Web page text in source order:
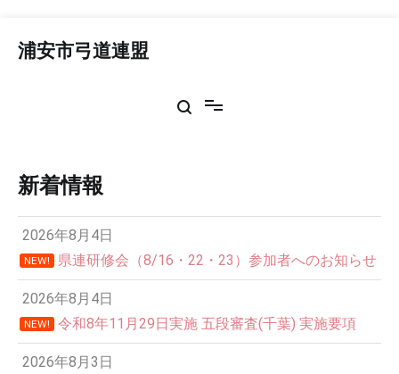
浦安市弓道連盟
新着情報
2026年8月4日
NEW! 県連研修会（8/16・22・23）参加者へのお知らせ
2026年8月4日
NEW! 令和8年11月29日実施 五段審査(千葉) 実施要項
2026年8月3日